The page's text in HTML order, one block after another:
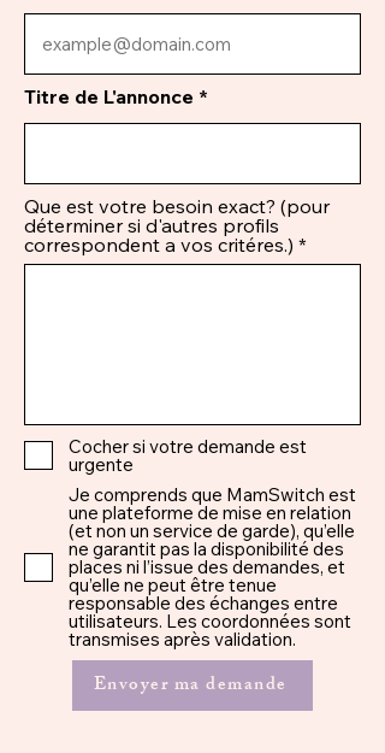
Titre de L'annonce
Que est votre besoin exact? (pour
déterminer si d'autres profils
correspondent a vos critéres.)
Cocher si votre demande est
urgente
Je comprends que MamSwitch est
une plateforme de mise en relation
(et non un service de garde), qu’elle
ne garantit pas la disponibilité des
places ni l’issue des demandes, et
qu’elle ne peut être tenue
responsable des échanges entre
utilisateurs. Les coordonnées sont
transmises après validation.
Envoyer ma demande